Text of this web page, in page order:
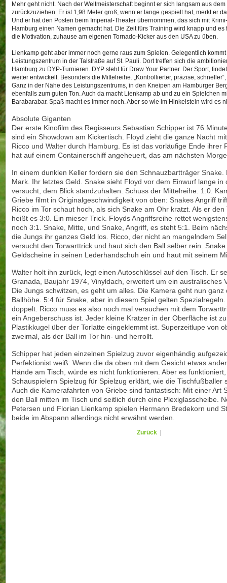
Mehr geht nicht. Nach der Weltmeisterschaft beginnt er sich langsam aus
zurückzuziehen. Er ist 1,98 Meter groß, wenn er lange gespielt hat, merkt er
Und er hat den Posten beim Imperial-Theater übernommen, das sich mit
Hamburg einen Namen gemacht hat. Die Zeit fürs Training wird knapp und
die Motivation, zuhause am eigenen Tornado-Kicker aus den USA zu üben.
Lienkamp geht aber immer noch gerne raus zum Spielen. Gelegentlich
Leistungszentrum in der Talstraße auf St. Pauli. Dort treffen sich die
Hamburg zu DYP-Turnieren. DYP steht für Draw Your Partner. Der Sport,
weiter entwickelt. Besonders die Mittelreihe. „Kontrollierter, präzise,
Ganz in der Nähe des Leistungszentrums, in den Kneipen am Hamburger
ebenfalls zum guten Ton. Auch da macht Lienkamp ab und zu ein Spielchen
Barabarabar. Spaß macht es immer noch. Aber so wie im Hinkelstein wird es
Absolute Giganten
Der erste Kinofilm des Regisseurs Sebastian Schipper ist 76
sind ein Showdown am Kickertisch. Floyd zieht die ganze Nacht
Ricco und Walter durch Hamburg. Es ist das vorläufige Ende ihrer
hat auf einem Containerschiff angeheuert, das am nächsten
In einem dunklen Keller fordern sie den Schnauzbartträger Snake.
Mark. Ihr letztes Geld. Snake sieht Floyd vor dem Einwurf lange in
versucht, dem Blick standzuhalten. Schuss der Mittelreihe: 1:0.
Griebe filmt in Originalgeschwindigkeit von oben: Snakes Angriff
Ricco im Tor schaut hoch, als sich Snake am Ohr kratzt. Als er den
heißt es 3:0. Ein mieser Trick. Floyds Angriffsreihe rettet
noch 3:1. Snake, Mitte, und Snake, Angriff, es steht 5:1. Beim
die Jungs ihr ganzes Geld los. Ricco, der nicht an mangelndem
versucht den Torwarttrick und haut sich den Ball selber rein.
Geldscheine in seinen Lederhandschuh ein und haut mit seinem
Walter holt ihn zurück, legt einen Autoschlüssel auf den Tisch. Er
Granada, Baujahr 1974, Vinyldach, erweitert um ein australisches
Die Jungs schwitzen, es geht um alles. Die Kamera geht nun ganz
Ballhöhe. 5:4 für Snake, aber in diesem Spiel gelten
doppelt. Ricco muss es also noch mal versuchen mit dem
ein Angeberschuss ist. Jeder kleine Kratzer in der Oberfläche ist
Plastikkugel über der Torlatte eingeklemmt ist. Superzeitlupe von
zweimal, als der Ball im Tor hin- und herrollt.
Schipper hat jeden einzelnen Spielzug zuvor eigenhändig
Perfektionist weiß: Wenn die da oben mit dem Gesicht etwas
Hände am Tisch, würde es nicht funktionieren. Aber es
Schauspielern Spielzug für Spielzug erklärt, wie die Tischfußballer
Auch die Kamerafahrten von Griebe sind fantastisch: Mit einer Art
den Ball mitten im Tisch und seitlich durch eine Plexiglasscheibe.
Petersen und Florian Lienkamp spielen Hermann Bredekorn und
beide im Abspann allerdings nicht erwähnt werden.
Zurück|